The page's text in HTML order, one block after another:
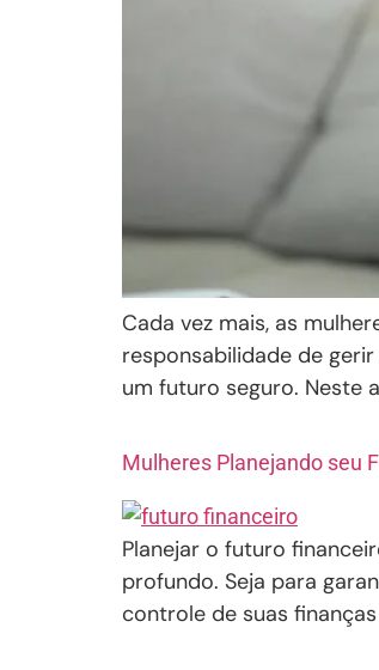
Cada vez mais, as
responsabilidade de
um futuro seguro. Neste
Mulheres Planejando seu
Planejar o futuro
profundo. Seja para
controle de suas